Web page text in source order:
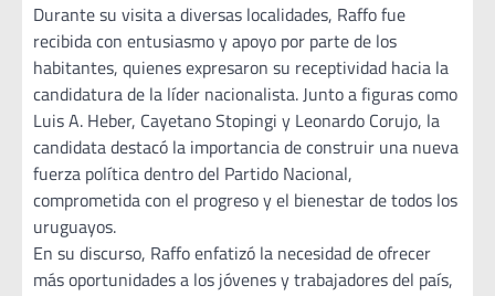
Durante su visita a diversas localidades, Raffo fue
recibida con entusiasmo y apoyo por parte de los
habitantes, quienes expresaron su receptividad hacia la
candidatura de la líder nacionalista. Junto a figuras como
Luis A. Heber, Cayetano Stopingi y Leonardo Corujo, la
candidata destacó la importancia de construir una nueva
fuerza política dentro del Partido Nacional,
comprometida con el progreso y el bienestar de todos los
uruguayos.
En su discurso, Raffo enfatizó la necesidad de ofrecer
más oportunidades a los jóvenes y trabajadores del país,